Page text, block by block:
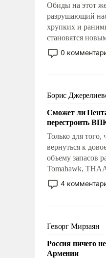
Обиды на этот
разрушающий
хрупких и
становятся
постепенно
отменяя
мужественным и
ударами судьбы,
слабым, идти
адаптироваться.
0
Борис
Сможет ли
перестроить
Только для того,
вернуться к
объему запасов
Tomahawk,
США потребуется
лет. Даже
Сложившаяся
означает
уязвимости
перед Китаем.
4
Геворг Мирзаян
Россия ничего
Армении